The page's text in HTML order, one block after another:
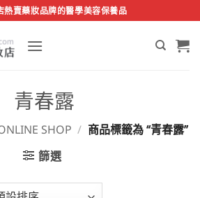
熱賣藥妝品牌的醫學美容保養品
青春露
SHOP / 商品標籤為 “青春露”
篩選